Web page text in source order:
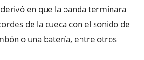
en que la banda terminara
de la cueca con el sonido de
o una batería, entre otros